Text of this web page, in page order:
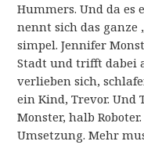
Hummers. Und da es
nennt sich das ganze
simpel. Jennifer
Stadt und trifft dabei
verlieben sich,
ein Kind, Trevor. Und
Monster, halb
Umsetzung. Mehr